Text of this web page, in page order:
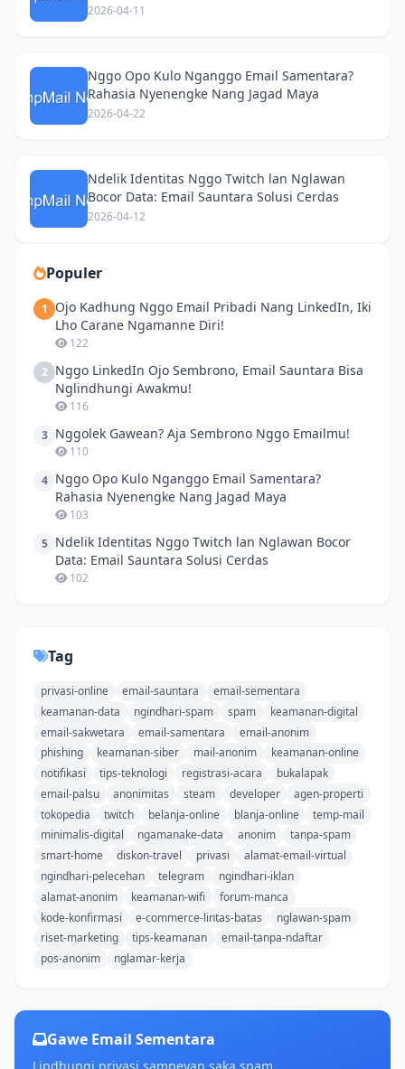
2026-04-11
Nggo Opo Kulo Nganggo Email Samentara?
Rahasia Nyenengke Nang Jagad Maya
2026-04-22
Ndelik Identitas Nggo Twitch lan Nglawan
Bocor Data: Email Sauntara Solusi Cerdas
2026-04-12
Populer
1
Ojo Kadhung Nggo Email Pribadi Nang LinkedIn, Iki
Lho Carane Ngamanne Diri!
122
2 Nggo LinkedIn Ojo Sembrono, Email Sauntara Bisa
Nglindhungi Awakmu!
116
3 Nggolek Gawean? Aja Sembrono Nggo Emailmu!
110
4 Nggo Opo Kulo Nganggo Email Samentara?
Rahasia Nyenengke Nang Jagad Maya
103
5 Ndelik Identitas Nggo Twitch lan Nglawan Bocor
Data: Email Sauntara Solusi Cerdas
102
Tag
privasi-online email-sauntara
email-sementara
keamanan-data
ngindhari-spam spam
keamanan-digital
email-sakwetara
email-samentara
email-anonim
phishing
keamanan-siber mail-anonim
keamanan-online
notifikasi
tips-teknologi registrasi-acara
bukalapak
email-palsu
anonimitas steam developer
agen-properti
tokopedia
twitch belanja-online blanja-online
temp-mail
minimalis-digital
ngamanake-data anonim
tanpa-spam
smart-home
diskon-travel privasi
alamat-email-virtual
ngindhari-pelecehan
telegram
ngindhari-iklan
alamat-anonim
keamanan-wifi
forum-manca
kode-konfirmasi
e-commerce-lintas-batas
nglawan-spam
riset-marketing
tips-keamanan
email-tanpa-ndaftar
pos-anonim
nglamar-kerja
Gawe Email Sementara
Lindhungi privasi sampeyan saka spam